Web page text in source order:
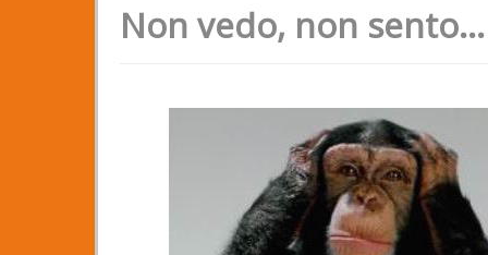
Non vedo, non sento...